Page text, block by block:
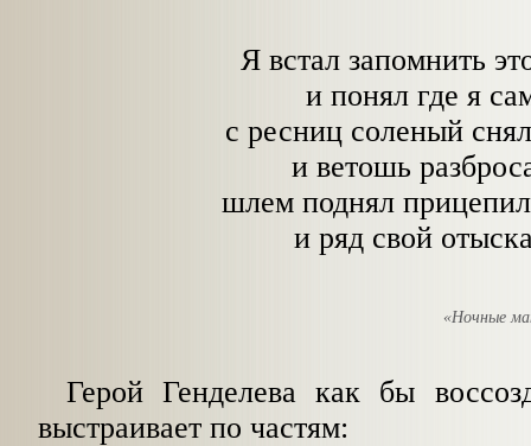
Я встал запомнить
и понял где я
с ресниц соленый
и ветошь
шлем поднял
и ряд свой
«Ночные
Герой Генделева как бы
выстраивает по частям: